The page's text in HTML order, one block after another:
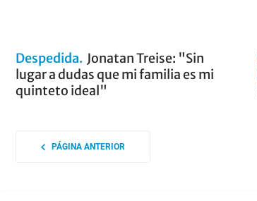
Despedida
Jonatan Treise: "Sin
lugar a dudas que mi familia es mi
quinteto ideal"
PÁGINA ANTERIOR